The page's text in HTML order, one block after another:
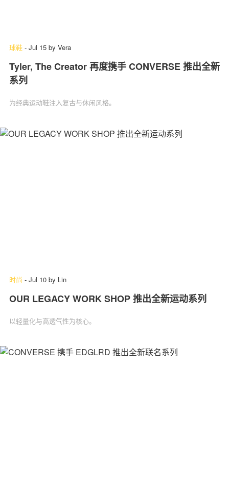
球鞋 - Jul 15 by Vera
Tyler, The Creator 再度携手 CONVERSE 推出全新
系列
为经典运动鞋注入复古与休闲风格。
时尚 - Jul 10 by Lin
OUR LEGACY WORK SHOP 推出全新运动系列
以轻量化与高透气性为核心。